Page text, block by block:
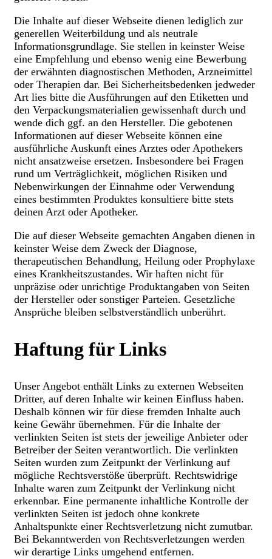
Die Inhalte auf dieser Webseite dienen lediglich zur
generellen Weiterbildung und als neutrale
Informationsgrundlage. Sie stellen in keinster Weise
eine Empfehlung und ebenso wenig eine Bewerbung
der erwähnten diagnostischen Methoden, Arzneimittel
oder Therapien dar. Bei Sicherheitsbedenken jedweder
Art lies bitte die Ausführungen auf den Etiketten und
den Verpackungsmaterialien gewissenhaft durch und
wende dich ggf. an den Hersteller. Die gebotenen
Informationen auf dieser Webseite können eine
ausführliche Auskunft eines Arztes oder Apothekers
nicht ansatzweise ersetzen. Insbesondere bei Fragen
rund um Verträglichkeit, möglichen Risiken und
Nebenwirkungen der Einnahme oder Verwendung
eines bestimmten Produktes konsultiere bitte stets
deinen Arzt oder Apotheker.
Die auf dieser Webseite gemachten Angaben dienen in
keinster Weise dem Zweck der Diagnose,
therapeutischen Behandlung, Heilung oder Prophylaxe
eines Krankheitszustandes. Wir haften nicht für
unpräzise oder unrichtige Produktangaben von Seiten
der Hersteller oder sonstiger Parteien. Gesetzliche
Ansprüche bleiben selbstverständlich unberührt.
Haftung für Links
Unser Angebot enthält Links zu externen Webseiten
Dritter, auf deren Inhalte wir keinen Einfluss haben.
Deshalb können wir für diese fremden Inhalte auch
keine Gewähr übernehmen. Für die Inhalte der
verlinkten Seiten ist stets der jeweilige Anbieter oder
Betreiber der Seiten verantwortlich. Die verlinkten
Seiten wurden zum Zeitpunkt der Verlinkung auf
mögliche Rechtsverstöße überprüft. Rechtswidrige
Inhalte waren zum Zeitpunkt der Verlinkung nicht
erkennbar. Eine permanente inhaltliche Kontrolle der
verlinkten Seiten ist jedoch ohne konkrete
Anhaltspunkte einer Rechtsverletzung nicht zumutbar.
Bei Bekanntwerden von Rechtsverletzungen werden
wir derartige Links umgehend entfernen.